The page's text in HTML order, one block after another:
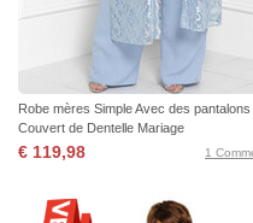
Robe mères Simple Avec des pantalons
Couvert de Dentelle Mariage
€ 119,98 1